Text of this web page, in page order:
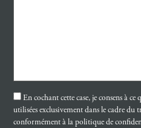
En cochant cette case, je consens à
utilisées exclusivement dans le cadre
conformément à la politique de